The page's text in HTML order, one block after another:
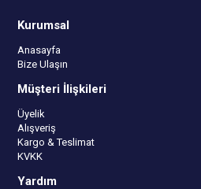
Kurumsal
Anasayfa
Bize Ulaşın
Müşteri İlişkileri
Üyelik
Alışveriş
Kargo & Teslimat
KVKK
Yardım